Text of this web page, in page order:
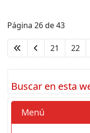
Página 26 de 43
21 22
Buscar en esta
Menú